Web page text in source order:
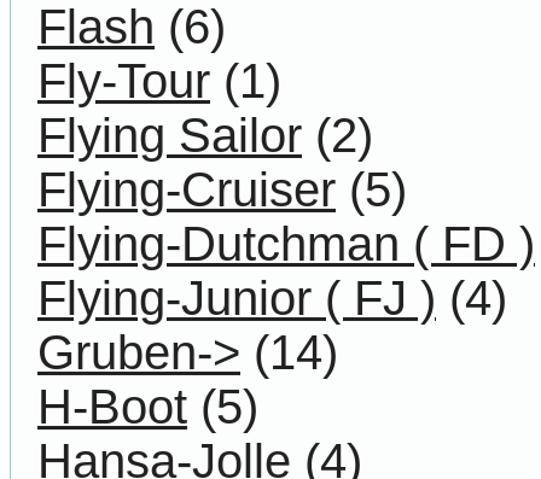
Flash (6)
Fly-Tour (1)
Flying Sailor (2)
Flying-Cruiser (5)
Flying-Dutchman ( FD )
Flying-Junior ( FJ ) (4)
Gruben-> (14)
H-Boot (5)
Hansa-Jolle (4)